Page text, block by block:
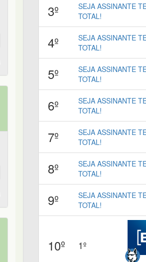
3º
SEJA ASSINANTE
TOTAL!
4º
SEJA ASSINANTE
TOTAL!
5º
SEJA ASSINANTE
TOTAL!
6º
SEJA ASSINANTE
TOTAL!
7º
SEJA ASSINANTE
TOTAL!
8º
SEJA ASSINANTE
TOTAL!
9º
SEJA ASSINANTE
TOTAL!
10º 1º